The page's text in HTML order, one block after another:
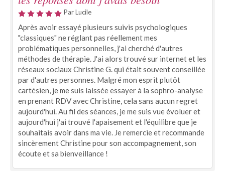
Par Lucile
Après avoir essayé plusieurs suivis psychologiques
"classiques" ne réglant pas réellement mes
problématiques personnelles, j'ai cherché d'autres
méthodes de thérapie. J'ai alors trouvé sur internet et les
réseaux sociaux Christine G. qui était souvent conseillée
par d'autres personnes. Malgré mon esprit plutôt
cartésien, je me suis laissée essayer à la sophro-analyse
en prenant RDV avec Christine, cela sans aucun regret
aujourd'hui. Au fil des séances, je me suis vue évoluer et
aujourd'hui j'ai trouvé l'apaisement et l'équilibre que je
souhaitais avoir dans ma vie. Je remercie et recommande
sincèrement Christine pour son accompagnement, son
écoute et sa bienveillance !